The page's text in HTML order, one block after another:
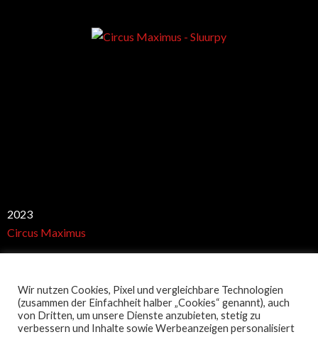
2023
Circus Maximus
Restaurant Guru
Wir nutzen Cookies, Pixel und vergleichbare Technologien
(zusammen der Einfachheit halber „Cookies“ genannt), auch
von Dritten, um unsere Dienste anzubieten, stetig zu
verbessern und Inhalte sowie Werbeanzeigen personalisiert